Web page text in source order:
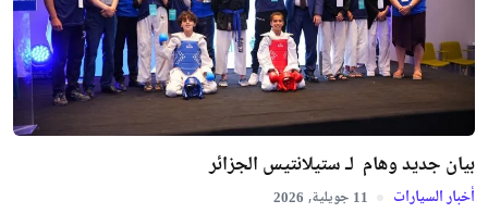
بيان جديد وهام لـ ستيلانتيس الجزائر
أخبار السيارات 11 جويلية, 2026